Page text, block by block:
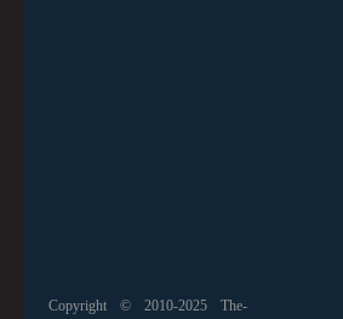
Copyright © 2010-2025 The-